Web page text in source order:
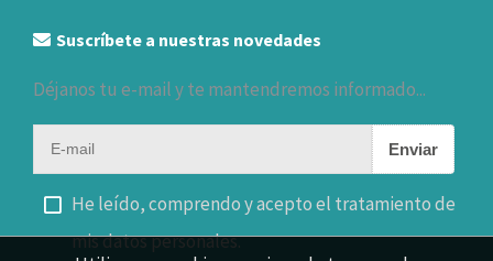
Suscríbete a nuestras novedades
Déjanos tu e-mail y te mantendremos informado...
Enviar
He leído, comprendo y acepto el tratamiento de
mis datos personales.